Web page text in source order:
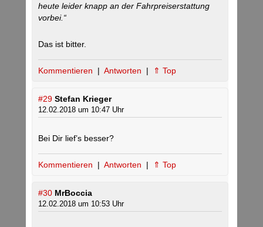
heute leider knapp an der Fahrpreiserstattung
vorbei.“
Das ist bitter.
Kommentieren | Antworten | ⇑ Top
#29 Stefan Krieger
12.02.2018 um 10:47 Uhr
Bei Dir lief’s besser?
Kommentieren | Antworten | ⇑ Top
#30 MrBoccia
12.02.2018 um 10:53 Uhr